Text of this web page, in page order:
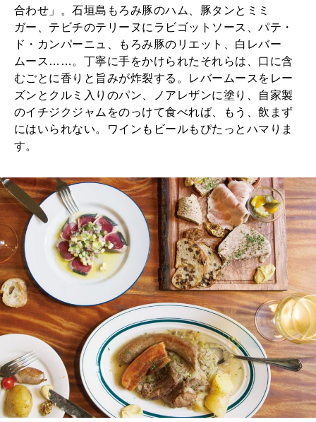
合わせ」。石垣島もろみ豚のハム、豚タンとミミ
ガー、テビチのテリーヌにラビゴットソース、パテ・
ド・カンパーニュ、もろみ豚のリエット、白レバー
ムース……。丁寧に手をかけられたそれらは、口に含
むごとに香りと旨みが炸裂する。レバームースをレー
ズンとクルミ入りのパン、ノアレザンに塗り、自家製
のイチジクジャムをのっけて食べれば、もう、飲まず
にはいられない。ワインもビールもぴたっとハマりま
す。